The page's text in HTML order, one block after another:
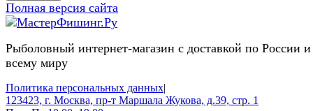
Полная версия сайта
Рыболовный интернет-магазин с доставкой по России и
всему миру
Политика персональных данных|
123423, г. Москва, пр-т Маршала Жукова, д.39, стр. 1